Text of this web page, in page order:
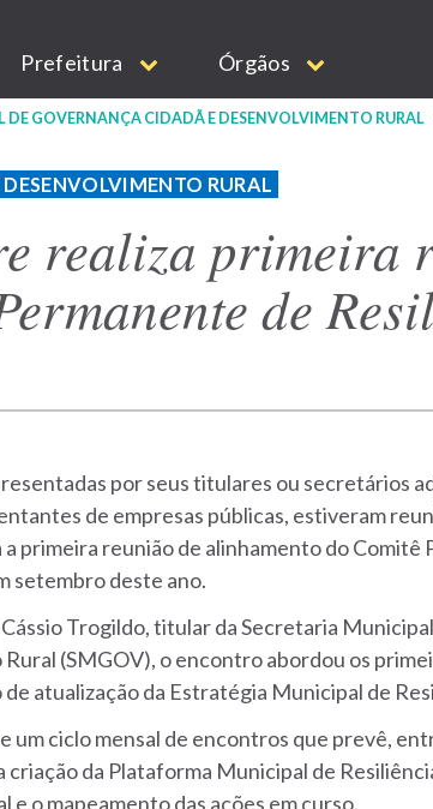
Prefeitura Órgãos
DE GOVERNANÇA CIDADÃ E DESENVOLVIMENTO RURAL
RURAL
realiza primeira
de
por seus titulares ou secretários
de empresas públicas, estiveram
primeira reunião de alinhamento do Comitê
setembro deste ano.
Trogildo, titular da Secretaria
(SMGOV), o encontro abordou os
atualização da Estratégia Municipal de
um ciclo mensal de encontros que prevê,
criação da Plataforma Municipal de
o mapeamento das ações em curso.